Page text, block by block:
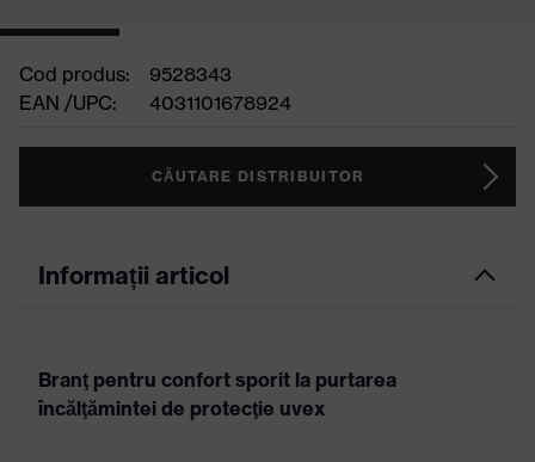
Cod produs:
9528343
EAN /UPC:
4031101678924
CĂUTARE DISTRIBUITOR
Informații articol
Branţ pentru confort sporit la purtarea
încălţămintei de protecţie uvex